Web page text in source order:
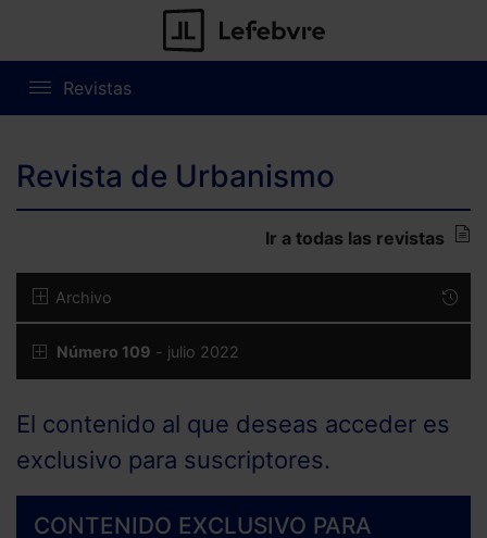
Revistas
Revista de Urbanismo
Ir a todas las revistas
Archivo
Número 109 - julio 2022
El contenido al que deseas acceder es
exclusivo para suscriptores.
CONTENIDO EXCLUSIVO PARA